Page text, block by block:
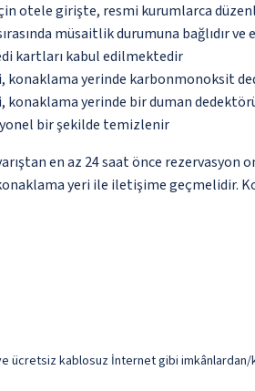
otele girişte, resmi kurumlarca
müsaitlik durumuna bağlıdır
kartları kabul edilmektedir
konaklama yerinde karbonmonoksit
konaklama yerinde bir duman
bir şekilde temizlenir
en az 24 saat önce rezervasyon
yeri ile iletişime geçmelidir.
ve ücretsiz kablosuz İnternet gibi imkânlardan/